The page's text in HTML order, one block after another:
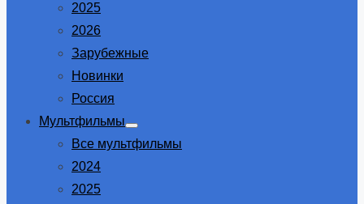
2025
2026
Зарубежные
Новинки
Россия
Мультфильмы
Show
sub
Все мультфильмы
2024
2025